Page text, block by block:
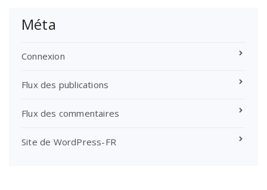
Méta
Connexion
Flux des publications
Flux des commentaires
Site de WordPress-FR